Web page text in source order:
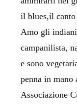
il blues,il canto
Amo gli
campanilista,
e sono
penna in
Associazione